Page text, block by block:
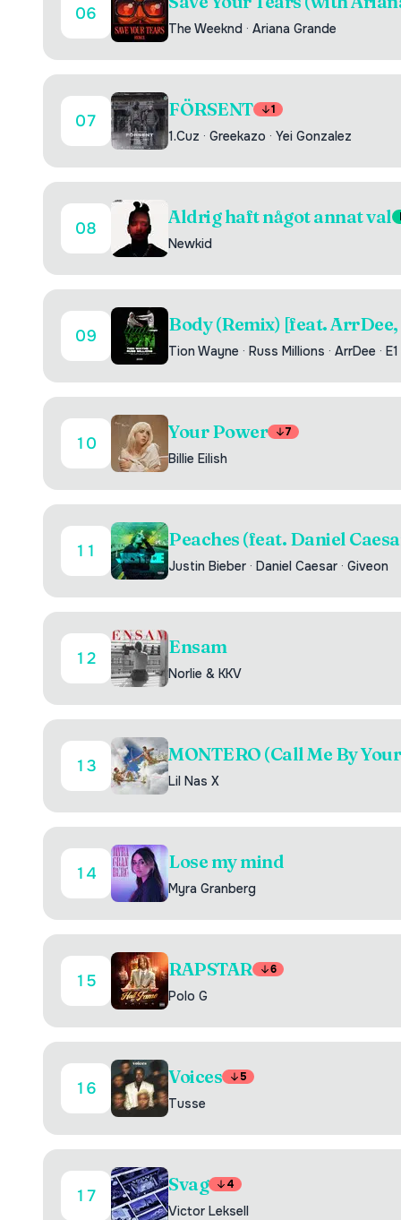
06
The Weeknd · Ariana Grande
07
FÖRSENT 1
1.Cuz · Greekazo · Yei Gonzalez
08
Aldrig haft något annat val
Newkid
09
Body (Remix) [feat.
Tion Wayne · Russ Millions · ArrDee ·
10
Your Power 7
Billie Eilish
11
Peaches (feat. Daniel
Justin Bieber · Daniel Caesar · Giveon
12
Ensam
Norlie & KKV
13
MONTERO (Call Me By
Lil Nas X
14
Lose my mind
Myra Granberg
15
RAPSTAR 6
Polo G
16
Voices 5
Tusse
17
Svag 4
Victor Leksell